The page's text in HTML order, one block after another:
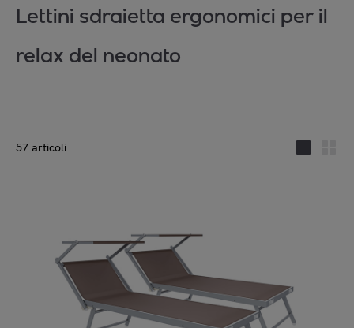
Lettini sdraietta ergonomici per il
relax del neonato
57 articoli